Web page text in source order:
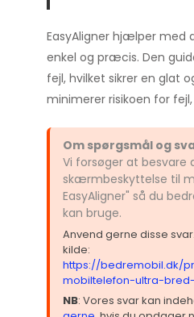
EasyAligner hjælper
enkel og præcis. Den
fejl, hvilket sikrer en glat
minimerer risikoen for
Om spørgsmål og
Vi forsøger at besvare
skærmbeskyttelse til
EasyAligner" så du
kan bruge.
Anvend gerne disse
kilde:
https://bedremobil.dk/
mobiltelefon-ultra-
NB: Vores svar kan